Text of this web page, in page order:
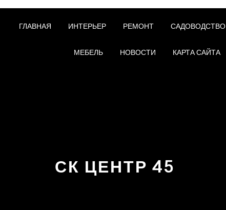
ГЛАВНАЯ ИНТЕРЬЕР РЕМОНТ САДОВОДСТВО
МЕБЕЛЬ НОВОСТИ КАРТА САЙТА
СК ЦЕНТР 45